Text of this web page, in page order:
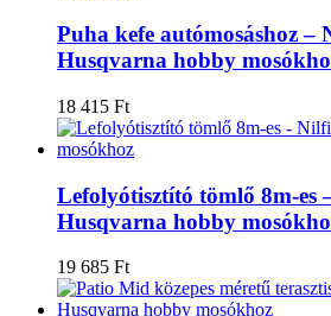
Puha kefe autómosáshoz –
Husqvarna hobby
18 415 Ft
Lefolyótisztító tömlő 8m-es
Husqvarna hobby
19 685 Ft